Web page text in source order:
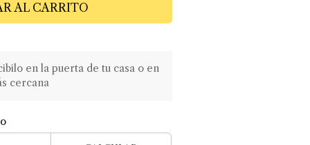
AL CARRITO
en la puerta de tu casa o en
cercana